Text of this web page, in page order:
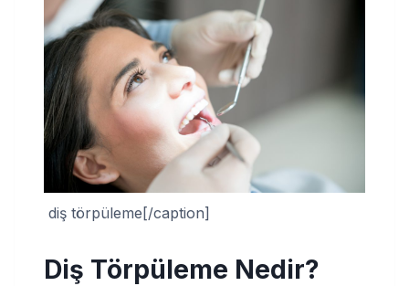
diş törpüleme[/caption]
Diş Törpüleme Nedir?